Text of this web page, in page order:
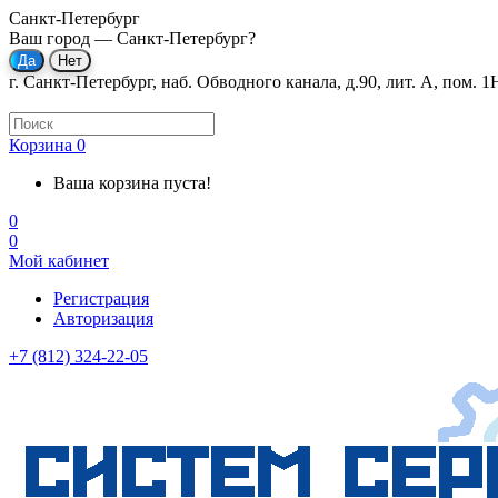
Санкт-Петербург
Ваш город — Санкт-Петербург?
г. Санкт-Петербург, наб. Обводного канала, д.90, лит. А, пом.
Корзина 0
Ваша корзина пуста!
0
0
Мой кабинет
Регистрация
Авторизация
+7 (812) 324-22-05